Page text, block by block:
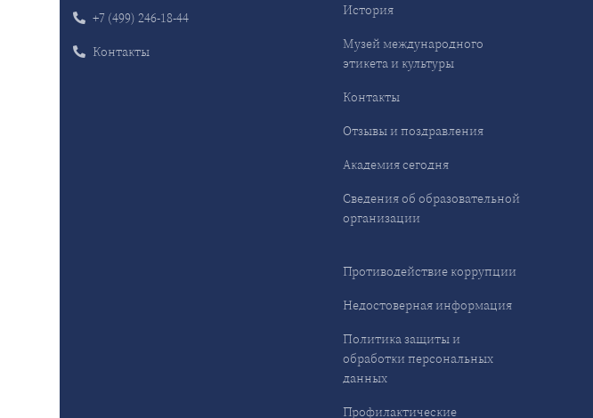
+7 (499) 246-18-44
Контакты
История
Музей международного
этикета и культуры
Контакты
Отзывы и поздравления
Академия сегодня
Сведения об образовательной
организации
Противодействие коррупции
Недостоверная информация
Политика защиты и
обработки персональных
данных
Профилактические